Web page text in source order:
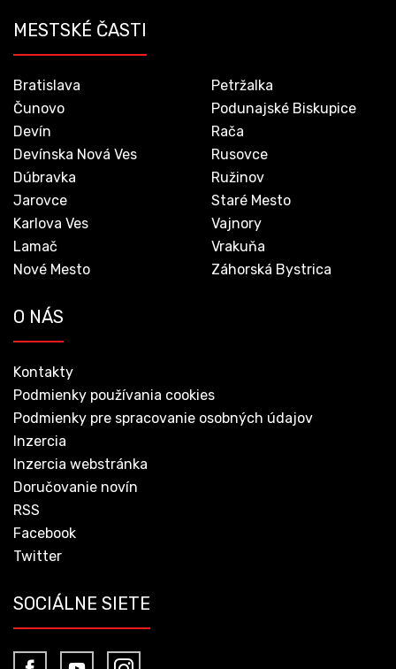
MESTSKÉ ČASTI
Bratislava
Čunovo
Devín
Devínska Nová Ves
Dúbravka
Jarovce
Karlova Ves
Lamač
Nové Mesto
Petržalka
Podunajské Biskupice
Rača
Rusovce
Ružinov
Staré Mesto
Vajnory
Vrakuňa
Záhorská Bystrica
O NÁS
Kontakty
Podmienky používania cookies
Podmienky pre spracovanie osobných údajov
Inzercia
Inzercia webstránka
Doručovanie novín
RSS
Facebook
Twitter
SOCIÁLNE SIETE